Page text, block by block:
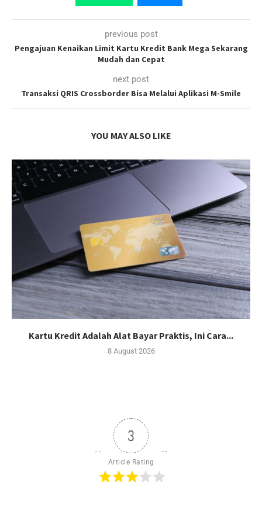
previous post
Pengajuan Kenaikan Limit Kartu Kredit Bank Mega Sekarang
Mudah dan Cepat
next post
Transaksi QRIS Crossborder Bisa Melalui Aplikasi M-Smile
YOU MAY ALSO LIKE
Kartu Kredit Adalah Alat Bayar Praktis, Ini Cara...
8 August 2026
3
Article Rating